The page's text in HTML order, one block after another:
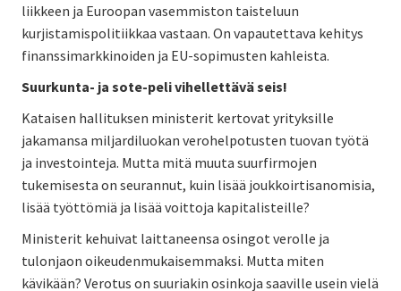
liikkeen ja Euroopan vasemmiston taisteluun
kurjistamispolitiikkaa vastaan. On vapautettava kehitys
finanssimarkkinoiden ja EU-sopimusten kahleista.
Suurkunta- ja sote-peli vihellettävä seis!
Kataisen hallituksen ministerit kertovat yrityksille
jakamansa miljardiluokan verohelpotusten tuovan työtä
ja investointeja. Mutta mitä muuta suurfirmojen
tukemisesta on seurannut, kuin lisää joukkoirtisanomisia,
lisää työttömiä ja lisää voittoja kapitalisteille?
Ministerit kehuivat laittaneensa osingot verolle ja
tulonjaon oikeudenmukaisemmaksi. Mutta miten
kävikään? Verotus on suuriakin osinkoja saaville usein vielä